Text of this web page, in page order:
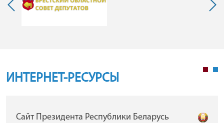
ИНТЕРНЕТ-РЕСУРСЫ
Сайт Президента Республики Беларусь